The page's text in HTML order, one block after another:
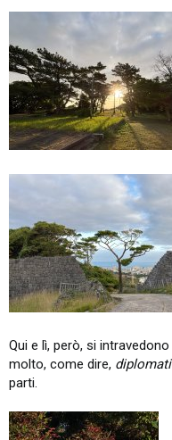
Qui e lì, però, si
molto, come dire,
parti.